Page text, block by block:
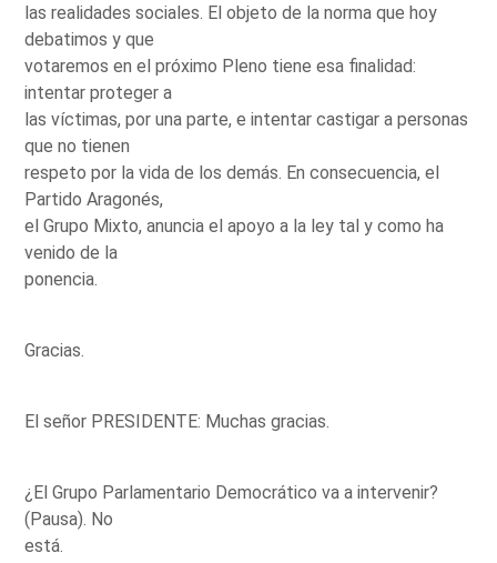
las realidades sociales. El objeto de la norma que hoy
debatimos y que
votaremos en el próximo Pleno tiene esa finalidad:
intentar proteger a
las víctimas, por una parte, e intentar castigar a personas
que no tienen
respeto por la vida de los demás. En consecuencia, el
Partido Aragonés,
el Grupo Mixto, anuncia el apoyo a la ley tal y como ha
venido de la
ponencia.
Gracias.
El señor PRESIDENTE: Muchas gracias.
¿El Grupo Parlamentario Democrático va a intervenir?
(Pausa). No
está.